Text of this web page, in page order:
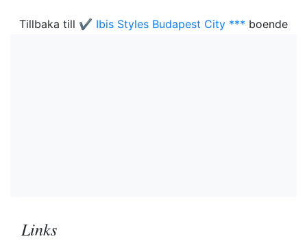
Tillbaka till ✔️ Ibis Styles Budapest City *** boende
Links